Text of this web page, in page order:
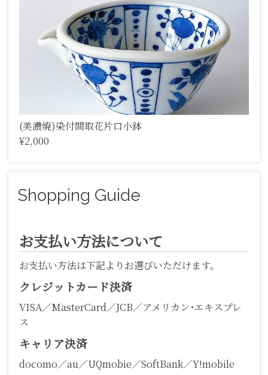
(美濃焼)染付間取花片口小鉢
¥2,000
Shopping Guide
お支払い方法について
お支払い方法は下記よりお選びいただけます。
クレジットカード決済
VISA／MasterCard／JCB／アメリカン･エキスプレ
ス
キャリア決済
docomo／au／UQmobie／SoftBank／Y!mobile